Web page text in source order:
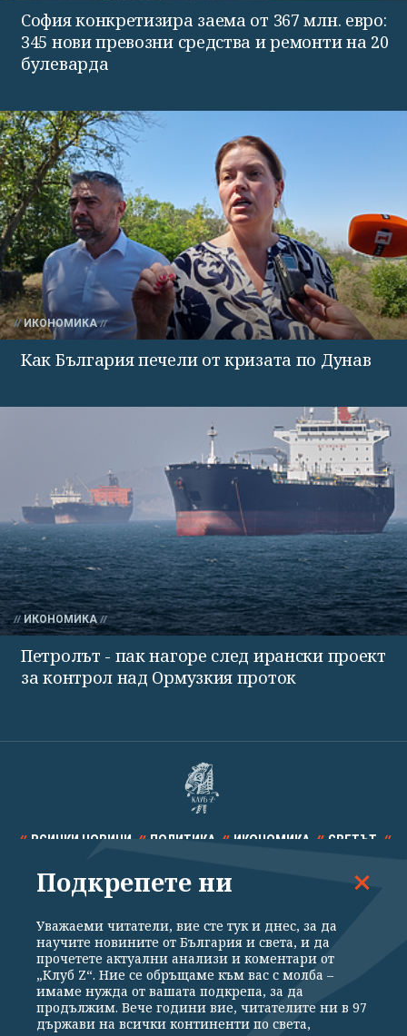
София конкретизира заема от 367 млн. евро:
345 нови превозни средства и ремонти на 20
булеварда
ИКОНОМИКА
Как България печели от кризата по Дунав
ИКОНОМИКА
Петролът - пак нагоре след ирански проект
за контрол над Ормузкия проток
ВСИЧКИ НОВИНИ ПОЛИТИКА ИКОНОМИКА СВЕТЪТ
СПОРТ КУЛТУРА ТЕХНОЛОГИИ КАЛЕЙДОСКОП
Общи условия
Политика за поверителност
Подкрепете ни
Уважаеми читатели, вие сте тук и днес, за да
научите новините от България и света, и да
прочетете актуални анализи и коментари от
„Клуб Z“. Ние се обръщаме към вас с молба –
имаме нужда от вашата подкрепа, за да
продължим. Вече години вие, читателите ни в 97
държави на всички континенти по света,